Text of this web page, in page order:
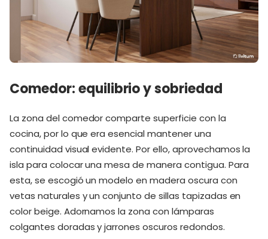
Comedor: equilibrio y sobriedad
La zona del comedor comparte superficie con la
cocina, por lo que era esencial mantener una
continuidad visual evidente. Por ello, aprovechamos la
isla para colocar una mesa de manera contigua. Para
esta, se escogió un modelo en madera oscura con
vetas naturales y un conjunto de sillas tapizadas en
color beige. Adornamos la zona con lámparas
colgantes doradas y jarrones oscuros redondos.